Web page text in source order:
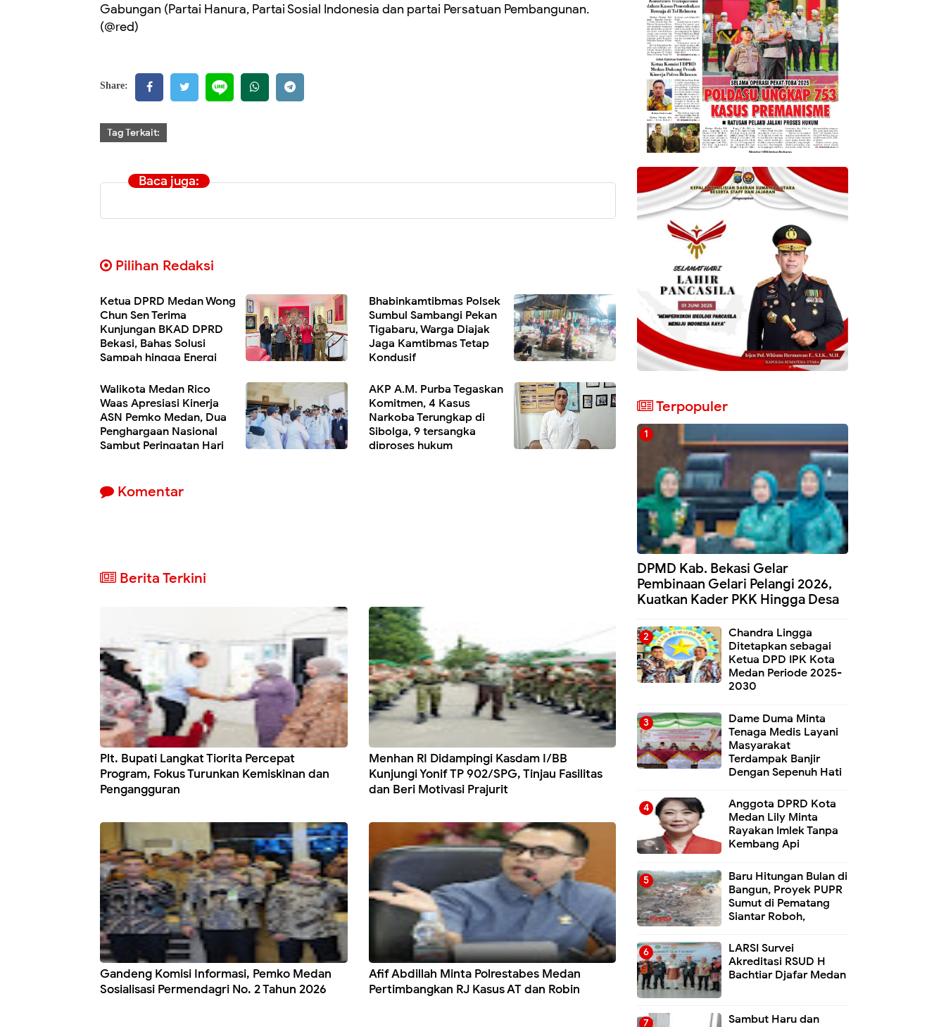
Gabungan (Partai Hanura, Partai Sosial Indonesia dan partai Persatuan Pembangunan.
(@red)
Share:
Tag Terkait:
Baca juga:
Pilihan Redaksi
Ketua DPRD Medan Wong
Chun Sen Terima
Kunjungan BKAD DPRD
Bekasi, Bahas Solusi
Sampah hingga Energi
Bhabinkamtibmas Polsek
Sumbul Sambangi Pekan
Tigabaru, Warga Diajak
Jaga Kamtibmas Tetap
Kondusif
Walikota Medan Rico
Waas Apresiasi Kinerja
ASN Pemko Medan, Dua
Penghargaan Nasional
Sambut Peringatan Hari
AKP A.M. Purba Tegaskan
Komitmen, 4 Kasus
Narkoba Terungkap di
Sibolga, 9 tersangka
diproses hukum
Komentar
Berita Terkini
Plt. Bupati Langkat Tiorita Percepat
Program, Fokus Turunkan Kemiskinan dan
Pengangguran
Menhan RI Didampingi Kasdam I/BB
Kunjungi Yonif TP 902/SPG, Tinjau Fasilitas
dan Beri Motivasi Prajurit
Gandeng Komisi Informasi, Pemko Medan
Sosialisasi Permendagri No. 2 Tahun 2026
Afif Abdillah Minta Polrestabes Medan
Pertimbangkan RJ Kasus AT dan Robin
Terpopuler
DPMD Kab. Bekasi Gelar
Pembinaan Gelari Pelangi 2026,
Kuatkan Kader PKK Hingga Desa
Chandra Lingga
Ditetapkan sebagai
Ketua DPD IPK Kota
Medan Periode 2025-
2030
Dame Duma Minta
Tenaga Medis Layani
Masyarakat
Terdampak Banjir
Dengan Sepenuh Hati
Anggota DPRD Kota
Medan Lily Minta
Rayakan Imlek Tanpa
Kembang Api
Baru Hitungan Bulan di
Bangun, Proyek PUPR
Sumut di Pematang
Siantar Roboh,
LARSI Survei
Akreditasi RSUD H
Bachtiar Djafar Medan
Sambut Haru dan